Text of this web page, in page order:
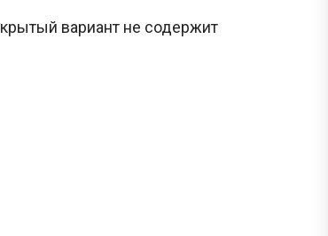
вариант не содержит